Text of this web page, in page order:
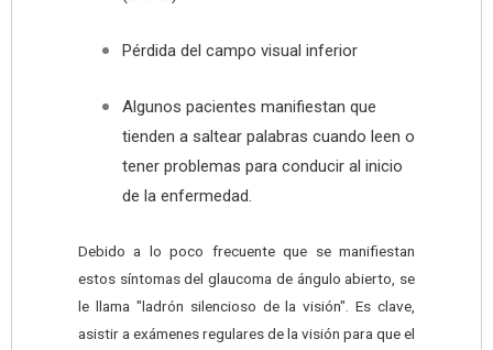
Pérdida del campo visual inferior
Algunos pacientes manifiestan que
tienden a saltear palabras cuando leen o
tener problemas para conducir al inicio
de la enfermedad.
Debido a lo poco frecuente que se manifiestan
estos síntomas del glaucoma de ángulo abierto, se
le llama "ladrón silencioso de la visión". Es clave,
asistir a exámenes regulares de la visión para que el